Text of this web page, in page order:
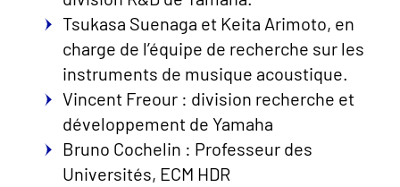
Tsukasa Suenaga et Keita Arimoto, en
charge de l’équipe de recherche sur les
instruments de musique acoustique.
Vincent Freour : division recherche et
développement de Yamaha
Bruno Cochelin : Professeur des
Universités, ECM HDR